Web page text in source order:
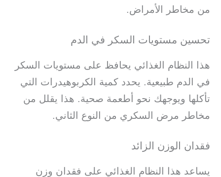
من مخاطر الأمراض.
تحسين مستويات السكر في الدم
هذا النظام الغذائي يحافظ على مستويات السكر
في الدم طبيعية. يحدد كمية الكربوهيدرات التي
تأكلها ويوجهك نحو أطعمة صحية. هذا يقلل من
مخاطر مرض السكري من النوع الثاني.
فقدان الوزن الزائد
يساعد هذا النظام الغذائي على فقدان وزن